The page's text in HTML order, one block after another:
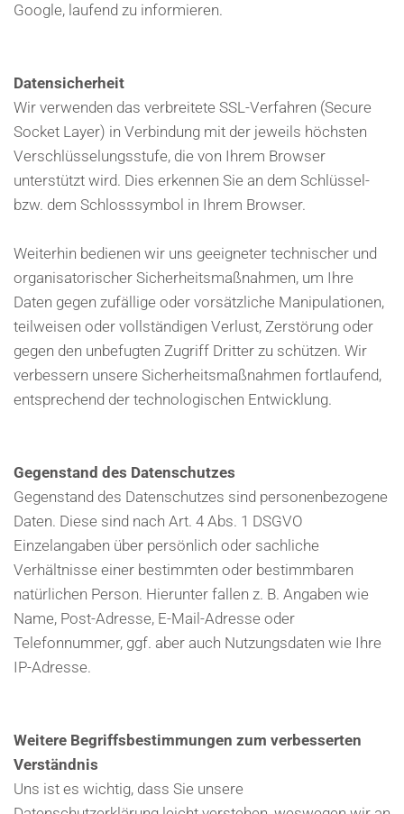
Google, laufend zu informieren.
Datensicherheit
Wir verwenden das verbreitete SSL-Verfahren (Secure
Socket Layer) in Verbindung mit der jeweils höchsten
Verschlüsselungsstufe, die von Ihrem Browser
unterstützt wird. Dies erkennen Sie an dem Schlüssel-
bzw. dem Schlosssymbol in Ihrem Browser.
Weiterhin bedienen wir uns geeigneter technischer und
organisatorischer Sicherheitsmaßnahmen, um Ihre
Daten gegen zufällige oder vorsätzliche Manipulationen,
teilweisen oder vollständigen Verlust, Zerstörung oder
gegen den unbefugten Zugriff Dritter zu schützen. Wir
verbessern unsere Sicherheitsmaßnahmen fortlaufend,
entsprechend der technologischen Entwicklung.
Gegenstand des Datenschutzes
Gegenstand des Datenschutzes sind personenbezogene
Daten. Diese sind nach Art. 4 Abs. 1 DSGVO
Einzelangaben über persönlich oder sachliche
Verhältnisse einer bestimmten oder bestimmbaren
natürlichen Person. Hierunter fallen z. B. Angaben wie
Name, Post-Adresse, E-Mail-Adresse oder
Telefonnummer, ggf. aber auch Nutzungsdaten wie Ihre
IP-Adresse.
Weitere Begriffsbestimmungen zum verbesserten
Verständnis
Uns ist es wichtig, dass Sie unsere